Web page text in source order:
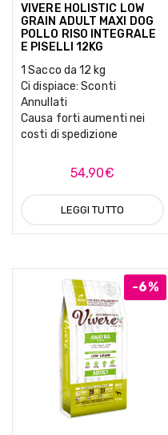
VIVERE HOLISTIC LOW
GRAIN ADULT MAXI DOG
POLLO RISO INTEGRALE
E PISELLI 12KG
1 Sacco da 12 kg
Ci dispiace: Sconti
Annullati
Causa forti aumenti nei
costi di spedizione
54,90€
LEGGI TUTTO
-6%